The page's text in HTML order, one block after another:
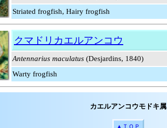
Striated frogfish, Hairy frogfish
クマドリカエルアンコウ
Antennarius maculatus (Desjardins, 1840)
Warty frogfish
カエルアンコウモドキ属
▲ＴＯＰ